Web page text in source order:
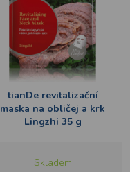
tianDe revitalizační
maska na obličej a krk
Lingzhi 35 g
Skladem